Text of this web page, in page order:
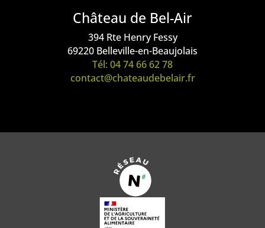
Château de Bel-Air
394 Rte Henry Fessy
69220 Belleville-en-Beaujolais
Tél: 04 74 66 62 78
contact@chateaudebelair.fr